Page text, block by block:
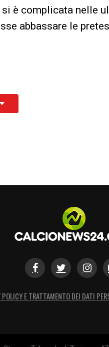
è complicata nelle
abbassare le
POLICY E TRATTAMENTO DEI DATI